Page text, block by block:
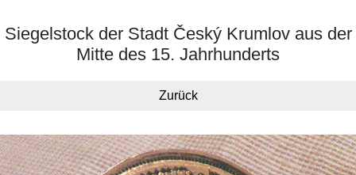
Siegelstock der Stadt Český Krumlov aus der
Mitte des 15. Jahrhunderts
Zurück